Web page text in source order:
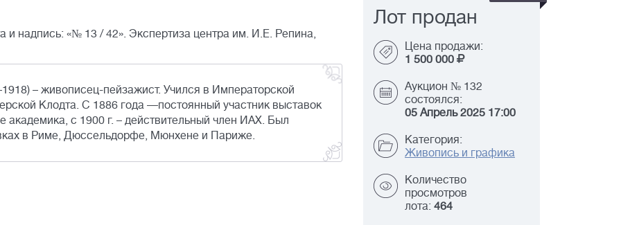
и надпись: «№ 13 / 42». Экспертиза центра им. И.Е. Репина,
– живописец-пейзажист. Учился в Императорской
Клодта. С 1886 года —постоянный участник выставок
академика, с 1900 г. – действительный член ИАХ. Был
в Риме, Дюссельдорфе, Мюнхене и Париже.
Лот продан
Цена продажи:
1 500 000
Аукцион № 132
состоялся:
05 Апрель 2025 17:00
Категория:
Живопись и графика
Количество
просмотров
лота: 464